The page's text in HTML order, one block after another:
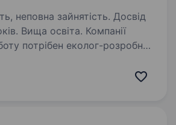
неповна зайнятість. Досвід
освіта. Компанії
потрібен еколог-розробник
джерел